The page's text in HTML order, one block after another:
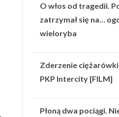
O włos od tragedii.
zatrzymał się na…
wieloryba
Zderzenie
PKP Intercity [FILM]
Płoną dwa pociągi.